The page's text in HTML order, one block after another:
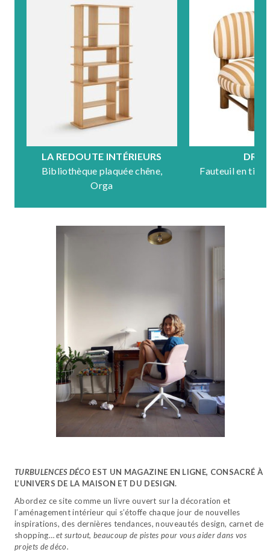
LA REDOUTE INTÉRIEURS
Bibliothèque plaquée chêne,
Orga
Fauteuil en
TURBULENCES DÉCO EST UN MAGAZINE EN LIGNE, CONSACRÉ À
L’UNIVERS DE LA MAISON ET DU DESIGN.
Abordez ce site comme un livre ouvert sur la décoration et
l’aménagement intérieur qui s’étoffe chaque jour de nouvelles
inspirations, des dernières tendances, nouveautés design, carnet de
shopping…et surtout, beaucoup de pistes pour vous aider dans vos
projets de déco.